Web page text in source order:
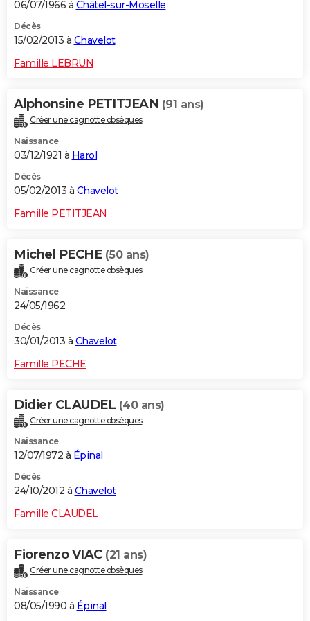
06/07/1966 à Châtel-sur-Moselle
Décès
15/02/2013 à Chavelot
Famille LEBRUN
Alphonsine PETITJEAN (91 ans)
Créer une cagnotte obsèques
Naissance
03/12/1921 à Harol
Décès
05/02/2013 à Chavelot
Famille PETITJEAN
Michel PECHE (50 ans)
Créer une cagnotte obsèques
Naissance
24/05/1962
Décès
30/01/2013 à Chavelot
Famille PECHE
Didier CLAUDEL (40 ans)
Créer une cagnotte obsèques
Naissance
12/07/1972 à Épinal
Décès
24/10/2012 à Chavelot
Famille CLAUDEL
Fiorenzo VIAC (21 ans)
Créer une cagnotte obsèques
Naissance
08/05/1990 à Épinal